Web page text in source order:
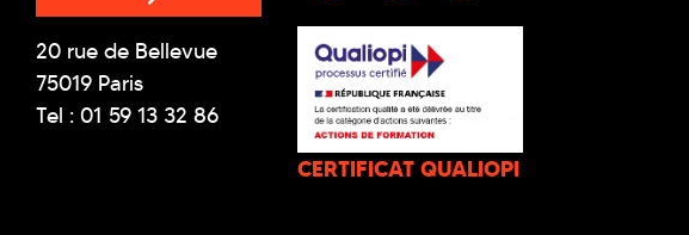
20 rue de Bellevue
75019 Paris
Tel : 01 59 13 32 86
CERTIFICAT QUALIOPI